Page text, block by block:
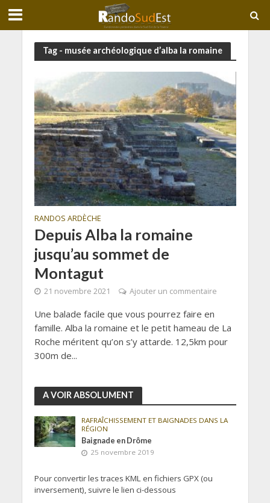
Tag - musée archéologique d’alba la romaine
RANDOS ARDÈCHE
Depuis Alba la romaine
jusqu’au sommet de
Montagut
21 novembre 2021 Ajouter un commentaire
Une balade facile que vous pourrez faire en
famille. Alba la romaine et le petit hameau de La
Roche méritent qu’on s’y attarde. 12,5km pour
300m de...
A VOIR ABSOLUMENT
RAFRAÎCHISSEMENT ET BAIGNADES DANS LA
RÉGION
Baignade en Drôme
25 novembre 2019
Pour convertir les traces KML en fichiers GPX (ou
inversement), suivre le lien ci-dessous